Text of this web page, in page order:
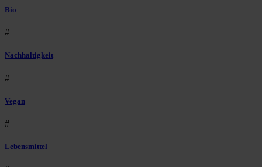
Bio
#
Nachhaltigkeit
#
Vegan
#
Lebensmittel